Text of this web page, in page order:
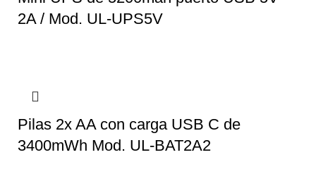
2A / Mod. UL-UPS5V
Pilas 2x AA con carga USB C de
3400mWh Mod. UL-BAT2A2